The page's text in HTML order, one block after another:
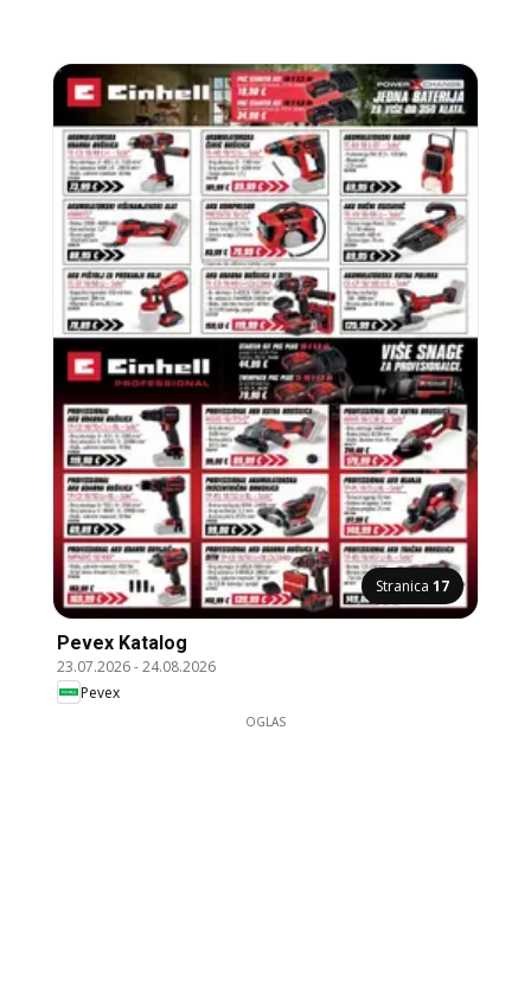
Stranica 17
Pevex Katalog
23.07.2026-24.08.2026
Pevex
OGLAS